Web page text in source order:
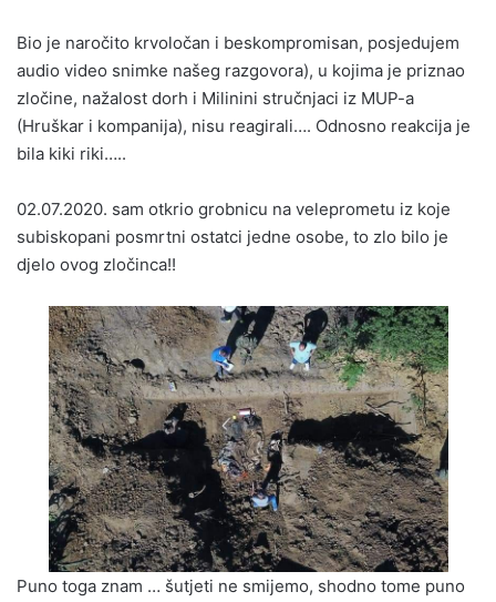
Bio je naročito krvoločan i beskompromisan, posjedujem
audio video snimke našeg razgovora), u kojima je priznao
zločine, nažalost dorh i Milinini stručnjaci iz MUP-a
(Hruškar i kompanija), nisu reagirali…. Odnosno reakcija je
bila kiki riki…..
02.07.2020. sam otkrio grobnicu na veleprometu iz koje
subiskopani posmrtni ostatci jedne osobe, to zlo bilo je
djelo ovog zločinca!!
Puno toga znam … šutjeti ne smijemo, shodno tome puno